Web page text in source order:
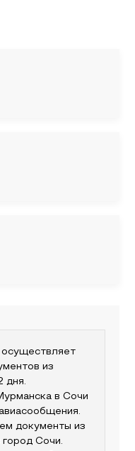
из
дня.
вСочи
документы из
город Сочи.